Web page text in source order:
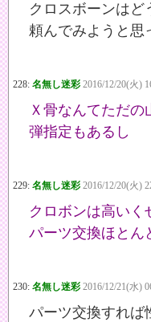
クロスボーンはど
頼んでみようと思
228: 名無し迷彩 2016/12/20(火)
Ｘ骨なんてただの
弾指定もあるし
229: 名無し迷彩 2016/12/20(火)
クロボンは高いく
パーツ交換ほとん
230: 名無し迷彩 2016/12/21(水)
パーツ交換すれば